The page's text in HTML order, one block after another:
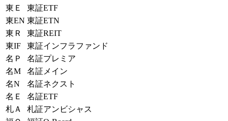
東Ｅ
東証ETF
東EN 東証ETN
東Ｒ
東証REIT
東IF
東証インフラファンド
名Ｐ
名証プレミア
名M
名証メイン
名N
名証ネクスト
名Ｅ
名証ETF
札Ａ
札証アンビシャス